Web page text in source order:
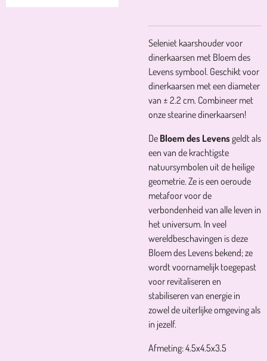
Seleniet kaarshouder voor
dinerkaarsen met Bloem des
Levens symbool. Geschikt voor
dinerkaarsen met een diameter
van ± 2.2 cm. Combineer met
onze stearine dinerkaarsen!
De Bloem des Levensgeldt als
een van de krachtigste
natuursymbolen uit de heilige
geometrie. Ze is een oeroude
metafoor voor de
verbondenheid van alle leven in
het universum. In veel
wereldbeschavingen is deze
Bloem des Levens bekend; ze
wordt voornamelijk toegepast
voor revitaliseren en
stabiliseren van energie in
zowel de uiterlijke omgeving als
in jezelf.
Afmeting: 4.5x4.5x3.5